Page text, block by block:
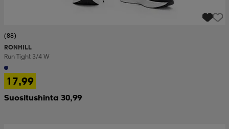
(88)
RONHILL
Run Tight 3/4 W
17,99
Suositushinta 30,99